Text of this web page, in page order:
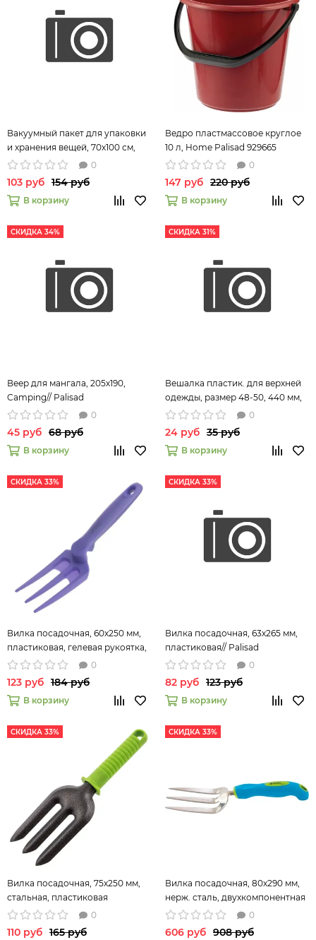
Вакуумный пакет для упаковки
и хранения вещей, 70х100 см,
Home// Palisad
0
103 руб 154 руб
В корзину
Ведро пластмассовое круглое
10 л, Home Palisad 929665
0
147 руб 220 руб
В корзину
СКИДКА 34%
Веер для мангала, 205х190,
Camping// Palisad
0
45 руб 68 руб
В корзину
СКИДКА 31%
Вешалка пластик. для верхней
одежды, размер 48-50, 440 мм,
Home// Palisad
0
24 руб 35 руб
В корзину
СКИДКА 33%
Вилка посадочная, 60х250 мм,
пластиковая, гелевая рукоятка,
NYLON SOFT// Palisad
0
123 руб 184 руб
В корзину
СКИДКА 33%
Вилка посадочная, 63х265 мм,
пластиковая// Palisad
0
82 руб 123 руб
В корзину
СКИДКА 33%
Вилка посадочная, 75х250 мм,
стальная, пластиковая
рукоятка// Palisad 0
110 руб 165 руб
СКИДКА 33%
Вилка посадочная, 80х290 мм,
нерж. сталь, двухкомпонентная
рукоятка, PREMIUM PLUS
Palisad 62053
0
606 руб 908 руб